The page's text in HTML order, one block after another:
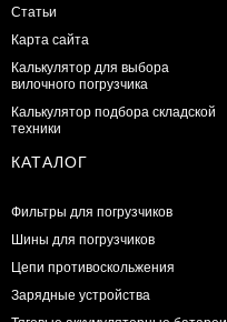
Статьи
Карта сайта
Калькулятор для выбора
вилочного погрузчика
Калькулятор подбора складской
техники
КАТАЛОГ
Фильтры для погрузчиков
Шины для погрузчиков
Цепи противоскольжения
Зарядные устройства